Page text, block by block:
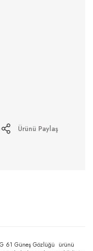
Ürünü Paylaş
61 Güneş Gözlüğü ürünü